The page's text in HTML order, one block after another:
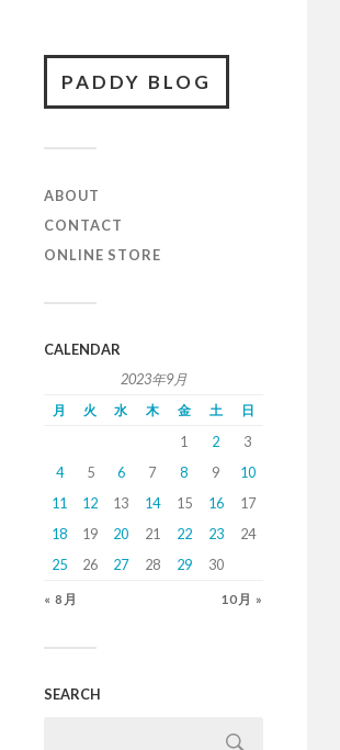
PADDY BLOG
ABOUT
CONTACT
ONLINE STORE
CALENDAR
2023年9月
月 火 水 木 金 土 日
1 2
3
4
5 6 7 8 9
10
11
12 13 14 15 16
17
18
19 20 21 22 23
24
25
26 27 28 29 30
« 8月 10月 »
SEARCH